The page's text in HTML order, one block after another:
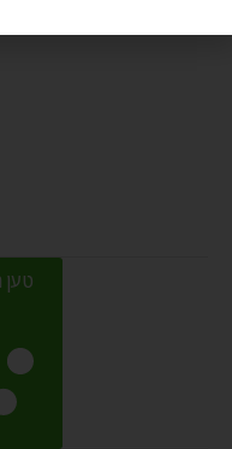
טען